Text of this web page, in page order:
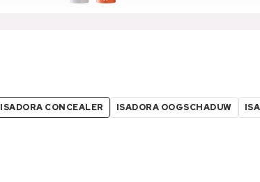
ISADORA CONCEALER ISADORA OOGSCHADUW